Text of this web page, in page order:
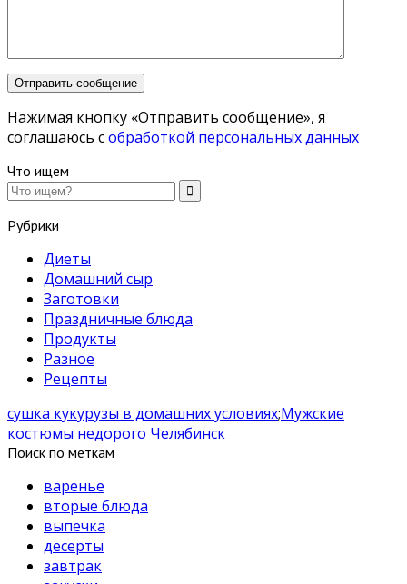
Нажимая кнопку «Отправить сообщение», я
соглашаюсь собработкой персональных данных
Что ищем
Рубрики
Диеты
Домашний сыр
Заготовки
Праздничные блюда
Продукты
Разное
Рецепты
сушка кукурузы в домашних условиях;Мужские
костюмы недорого Челябинск
Поиск по меткам
варенье
вторые блюда
выпечка
десерты
завтрак